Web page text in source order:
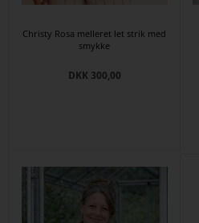
Christy Rosa melleret let strik med
smykke
DKK 300,00